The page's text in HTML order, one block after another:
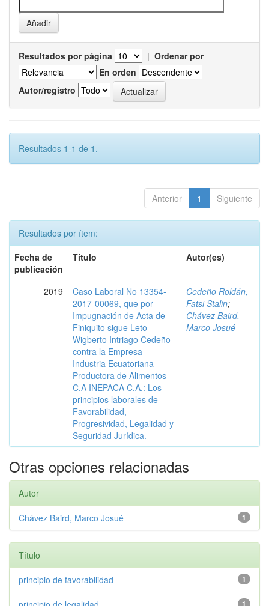
Resultados por página | Ordenar por
En orden
Autor/registro
Resultados 1-1 de 1.
Anterior 1 Siguiente
Resultados por ítem:
Fecha de
publicación
Título Autor(es)
2019
Caso Laboral No 13354-
2017-00069, que por
Impugnación de Acta de
Finiquito sigue Leto
Wigberto Intriago Cedeño
contra la Empresa
Industria Ecuatoriana
Productora de Alimentos
C.A INEPACA C.A.: Los
principios laborales de
Favorabilidad,
Progresividad, Legalidad y
Seguridad Jurídica.
Cedeño Roldán,
Fatsi Stalin;
Chávez Baird,
Marco Josué
Otras opciones relacionadas
Autor
1
Chávez Baird, Marco Josué
Título
1
principio de favorabilidad
1